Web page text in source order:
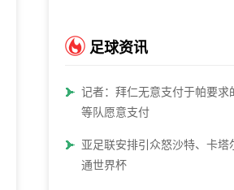
足球资讯
记者：拜仁无意支付于帕要求
等队愿意支付
亚足联安排引众怒沙特、卡塔
通世界杯